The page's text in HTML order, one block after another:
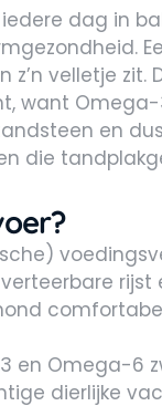
dag in
velletje zit.
want
en
die
rijst
en Omega-6
dierlijke